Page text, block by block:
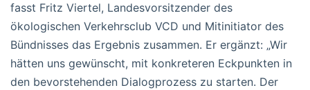
fasst Fritz Viertel, Landesvorsitzender des
ökologischen Verkehrsclub VCD und Mitinitiator des
Bündnisses das Ergebnis zusammen. Er ergänzt: „Wir
hätten uns gewünscht, mit konkreteren Eckpunkten in
den bevorstehenden Dialogprozess zu starten. Der